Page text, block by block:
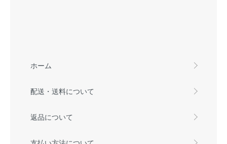
ホーム
配送・送料について
返品について